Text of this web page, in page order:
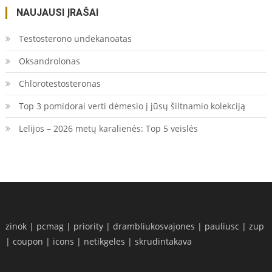
NAUJAUSI ĮRAŠAI
Testosterono undekanoatas
Oksandrolonas
Chlorotestosteronas
Top 3 pomidorai verti dėmesio į jūsų šiltnamio kolekciją
Lelijos – 2026 metų karalienės: Top 5 veislės
zinok | pcmag | priority |drambliukosvajones | pauliusc |zup
|coupon | icons | netikgeles |skrudintakava